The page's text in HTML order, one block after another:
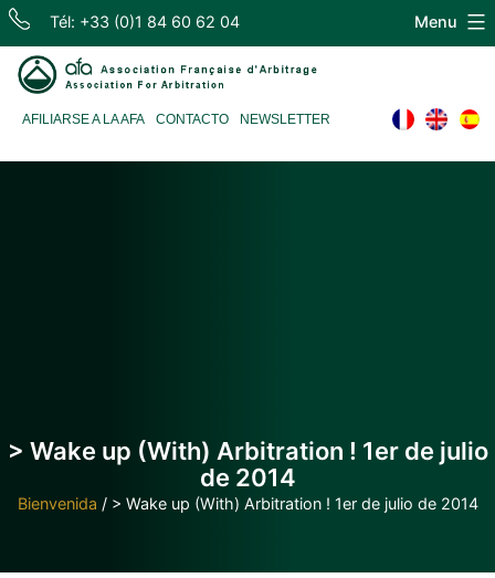
Skip
content
Tél: +33 (0)1 84 60 62 04
d'Arbitrage
AFILIARSE A LA AFA CONTACTO NEWSLETTER
Menu
> Wake up (With) Arbitration ! 1er de julio
de 2014
Bienvenida / > Wake up (With) Arbitration ! 1er de julio de 2014